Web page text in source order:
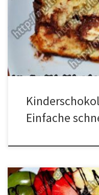
Kinder Schoko-Bons
erstes die
Mehl, Buttermilch, Zucker,
Teig herstellen. Dann […]
Einfache